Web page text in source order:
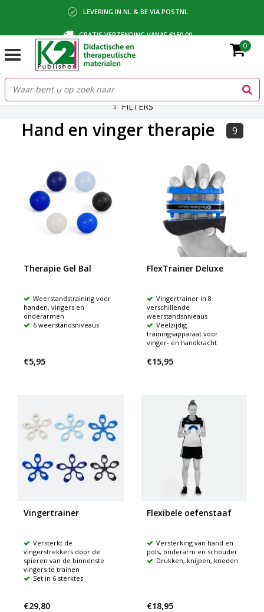
LEVERING IN NL & BE VIA POSTNL
GRATIS VERZENDING VANAF €150,00
BETALING VIA IDEAL, BANCONTACT OF FACTUUR
0
FILTERS
Hand en vinger therapie 9
Therapie Gel Bal
Weerstandstraining voor
handen, vingers en
onderarmen
6 weerstandsniveaus
€5,95
FlexTrainer Deluxe
Vingertrainer in 8
verschillende
weerstandsniveaus
Veelzijdig
trainingsapparaat voor
vinger- en handkracht
€15,95
Vingertrainer
Versterkt de
vingerstrekkers door de
spieren van de binnenste
vingers te trainen
Set in 6 sterktes
€29,80
Flexibele oefenstaaf
Versterking van hand en
pols, onderarm en schouder
Drukken, knijpen, kneden
€18,95